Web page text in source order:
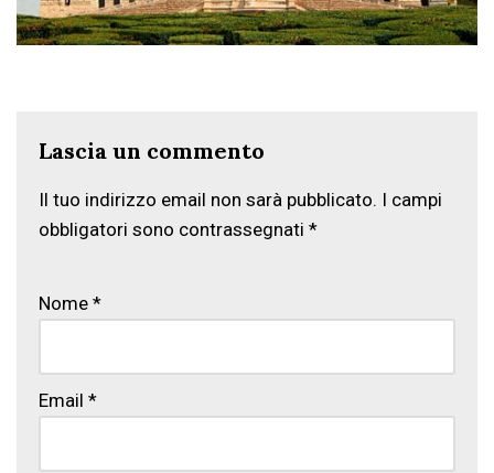
Lascia un commento
Il tuo indirizzo email non sarà pubblicato. I campi
obbligatori sono contrassegnati *
Nome *
Email *